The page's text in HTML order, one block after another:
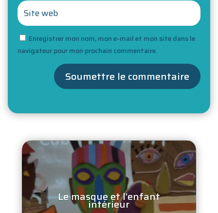
Enregistrer mon nom, mon e-mail et mon site dans le
navigateur pour mon prochain commentaire.
Soumettre le commentaire
Le masque et l’enfant
intérieur